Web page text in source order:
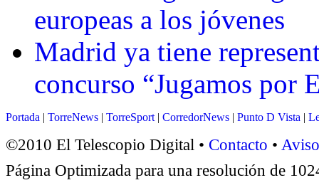
europeas a los jóvenes
Madrid ya tiene
concurso “Jugamos por
Portada | TorreNews | TorreSport | CorredorNews | Punto D Vista |
©2010 El Telescopio Digital • Contacto •
Página Optimizada para una resolución de